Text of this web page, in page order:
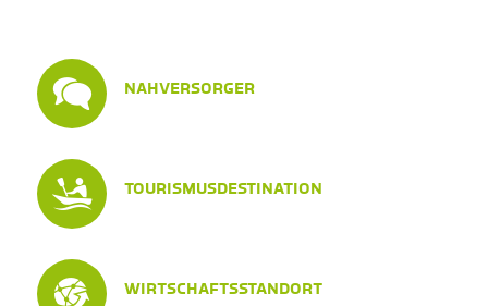
NAHVERSORGER
TOURISMUSDESTINATION
WIRTSCHAFTSSTANDORT